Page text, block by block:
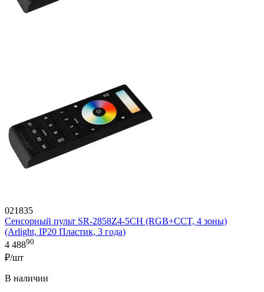
021835
Сенсорный пульт SR-2858Z4-5CH (RGB+CCT, 4 зоны)
(Arlight, IP20 Пластик, 3 года)
4 48890
₽/шт
В наличии